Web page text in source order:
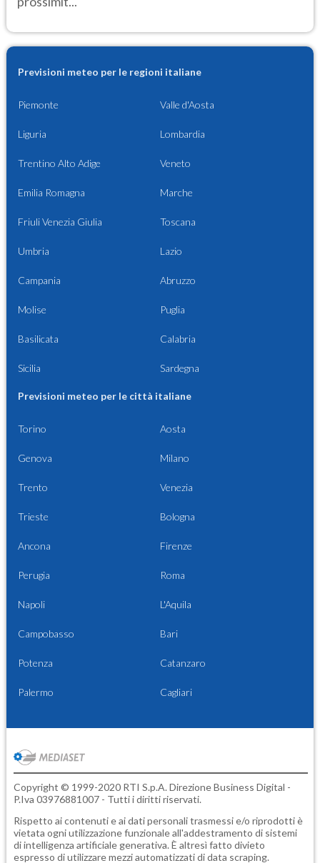
Previsioni meteo per le regioni italiane
Piemonte Valle d'Aosta
Liguria Lombardia
Trentino Alto Adige Veneto
Emilia Romagna Marche
Friuli Venezia Giulia Toscana
Umbria Lazio
Campania Abruzzo
Molise Puglia
Basilicata Calabria
Sicilia Sardegna
Previsioni meteo per le città italiane
Torino Aosta
Genova Milano
Trento Venezia
Trieste Bologna
Ancona Firenze
Perugia Roma
Napoli L'Aquila
Campobasso Bari
Potenza Catanzaro
Palermo Cagliari
Copyright © 1999-2020 RTI S.p.A. Direzione Business Digital -
P.Iva 03976881007 - Tutti i diritti riservati.
Rispetto ai contenuti e ai dati personali trasmessi e/o riprodotti è
vietata ogni utilizzazione funzionale all'addestramento di sistemi
di intelligenza artificiale generativa. È altresì fatto divieto
espresso di utilizzare mezzi automatizzati di data scraping.